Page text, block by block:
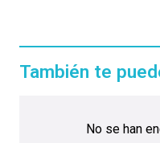
También te
No se han